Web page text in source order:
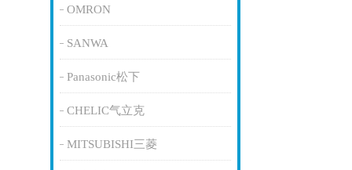
OMRON
SANWA
Panasonic松下
CHELIC气立克
MITSUBISHI三菱